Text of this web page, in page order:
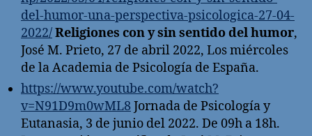
del-humor-una-perspectiva-psicologica-27-04-
2022/Religiones con y sin sentido del humor,
José M. Prieto, 27 de abril 2022, Los miércoles
de la Academia de Psicología de España.
https://www.youtube.com/watch?
v=N91D9m0wML8 Jornada de Psicología y
Eutanasia, 3 de junio del 2022. De 09h a 18h.